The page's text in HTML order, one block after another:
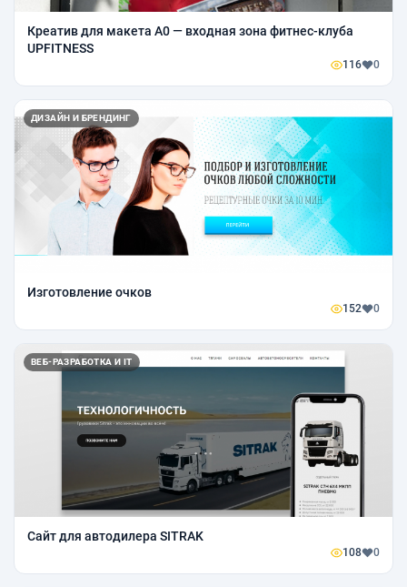
Креатив для макета A0 — входная зона фитнес-клуба
UPFITNESS
116 0
ДИЗАЙН И БРЕНДИНГ
Изготовление очков
152 0
ВЕБ-РАЗРАБОТКА И IT
Сайт для автодилера SITRAK
108 0